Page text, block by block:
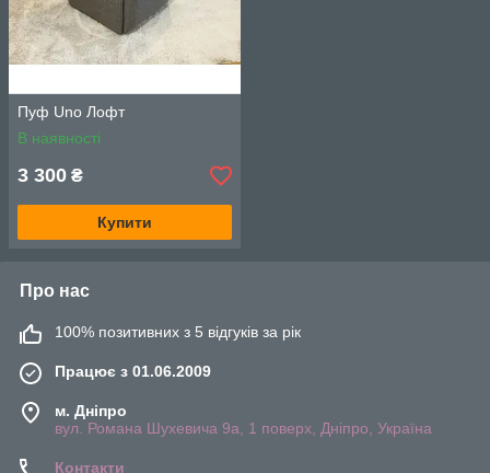
Пуф Uno Лофт
В наявності
3 300 ₴
Купити
Про нас
100% позитивних з 5 відгуків за рік
Працює з 01.06.2009
м. Дніпро
вул. Романа Шухевича 9а, 1 поверх, Дніпро, Україна
Контакти